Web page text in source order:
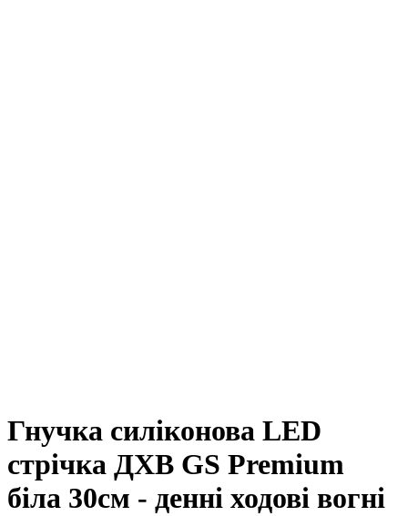
Гнучка силіконова LED
стрічка ДХВ GS Premium
біла 30см - денні ходові вогні